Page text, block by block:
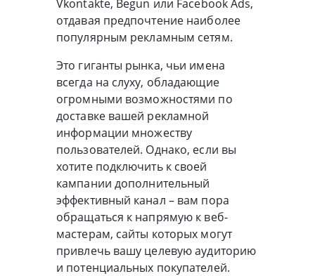
Vkontakte, Begun или Facebook Ads,
отдавая предпочтение наиболее
популярным рекламным сетям.
Это гиганты рынка, чьи имена
всегда на слуху, обладающие
огромными возможностями по
доставке вашей рекламной
информации множеству
пользователей. Однако, если вы
хотите подключить к своей
кампании дополнительный
эффективный канал – вам пора
обращаться к напрямую к веб-
мастерам, сайты которых могут
привлечь вашу целевую аудиторию
и потенциальных покупателей.